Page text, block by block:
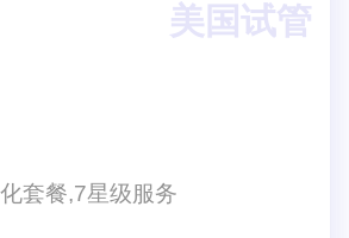
美国试管
套餐,7星级服务